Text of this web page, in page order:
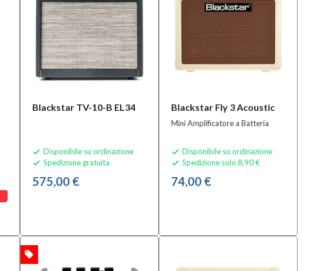
Blackstar TV-10-B EL34
 Disponibile su ordinazione
 Spedizione gratuita
575,00 €
Blackstar Fly 3 Acoustic
Mini Amplificatore a Batteria
 Disponibile su ordinazione
 Spedizione solo 8,90 €
74,00 €
local_offer